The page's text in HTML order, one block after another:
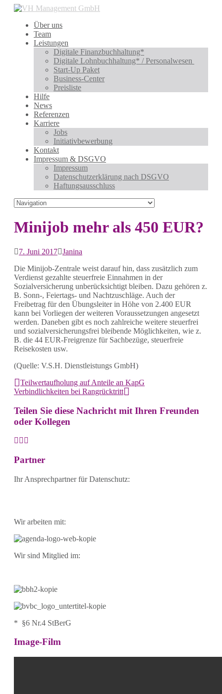
Über uns
Team
Leistungen
Digitale Finanzbuchhaltung*
Digitale Lohnbuchhaltung* / Personalwesen
Start-Up Paket
Business-Center
Preisliste
Hilfe
News
Referenzen
Karriere
Jobs
Initiativbewerbung
Kontakt
Impressum & DSGVO
Impressum
Datenschutzerklärung nach DSGVO
Haftungsausschluss
Minijob mehr als 450 EUR?
7. Juni 2017 Janina
Die Minijob-Zentrale weist darauf hin, dass zusätzlich zum
Verdienst gezahlte steuerfreie Einnahmen in der
Sozialversicherung unberücksichtigt bleiben. Dazu gehören z.
B. Sonn-, Feiertags- und Nachtzuschläge. Auch der
Freibetrag für den Übungsleiter in Höhe von 2.400 EUR
kann bei Vorliegen der weiteren Voraussetzungen angesetzt
werden. Daneben gibt es noch zahlreiche weitere steuerfrei
und sozialversicherungsfrei bleibende Möglichkeiten, wie z.
B. die 44 EUR-Freigrenze für Sachbezüge, steuerfreie
Reisekosten usw.
(Quelle: V.S.H. Dienstleistungs GmbH)
Teilwertaufholung auf Anteile an KapG
Verbindlichkeiten bei Rangrücktritt
Teilen Sie diese Nachricht mit Ihren Freunden
oder Kollegen
Partner
Ihr Ansprechpartner für Datenschutz:
Wir arbeiten mit:
Wir sind Mitglied im:
* §6 Nr.4 StBerG
Image-Film